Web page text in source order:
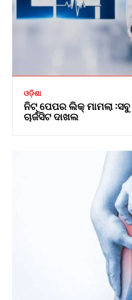
ଓଡ଼ିଶା
ନିଟ୍ ପେପର ଲିକ୍ ମାମଲା
ଚାର୍ଜସିଟ ଦାଖଲ